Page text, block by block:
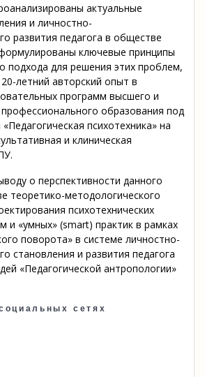
актуальные
и личностно-
развития педагога в обществе
ключевые принципы
подхода для решения этих проблем,
летний авторский опыт в
программ высшего и
образования под
психотехника» на
и клиническая
о перспективности данного
теоретико-методологического
психотехнических
и «умных» (smart) практик в рамках
поворота» в системе личностно-
становления и развития педагога
«Педагогической антропологии»
сетях